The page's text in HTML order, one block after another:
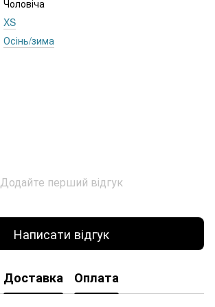
Чоловіча
XS
Осінь/зима
Додайте перший відгук
Написати відгук
Доставка Оплата